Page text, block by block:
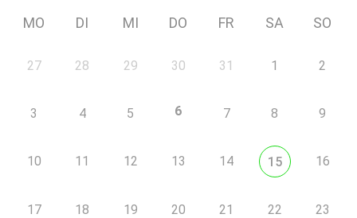
MO DI MI DO FR SA SO
27 28 29 30 31 1 2
3 4 5 6 7 8 9
10 11 12 13 14 15 16
17 18 19 20 21 22 23